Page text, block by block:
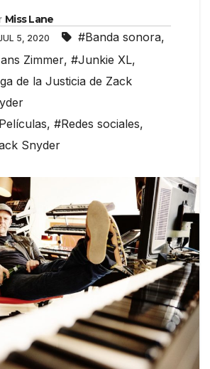
Miss Lane
5, 2020 #Banda sonora,
Zimmer, #Junkie XL,
de la Justicia de Zack
, #Redes sociales,
Snyder